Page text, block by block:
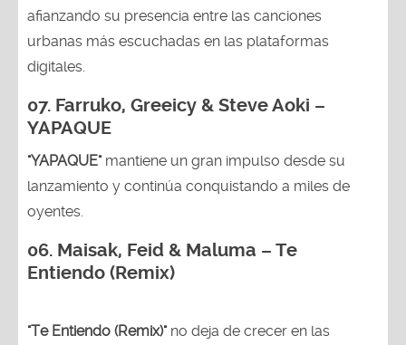
afianzando su presencia entre las canciones
urbanas más escuchadas en las plataformas
digitales.
07. Farruko, Greeicy & Steve Aoki –
YAPAQUE
"YAPAQUE"mantiene un gran impulso desde su
lanzamiento y continúa conquistando a miles de
oyentes.
06. Maisak, Feid & Maluma – Te
Entiendo (Remix)
"Te Entiendo (Remix)"no deja de crecer en las